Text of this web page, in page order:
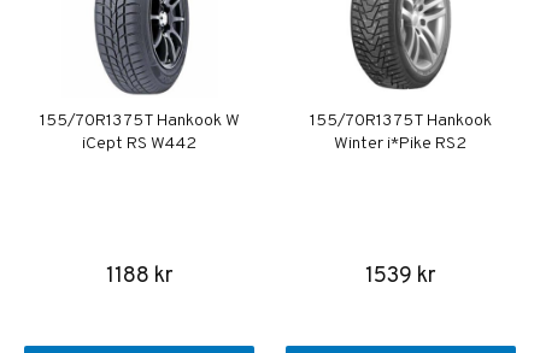
155/70R13 75T Hankook W
iCept RS W442
1188 kr
155/70R13 75T Hankook
Winter i*Pike RS2
1539 kr